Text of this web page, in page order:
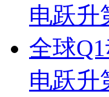
电跃升
全球
电跃升